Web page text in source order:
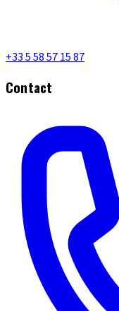
+33 5 58 57 15 87
Contact